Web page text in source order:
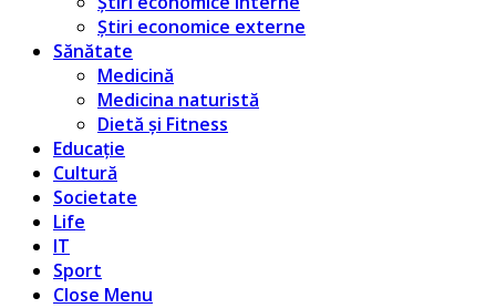
Știri economice externe
Sănătate
Medicină
Medicina naturistă
Dietă și Fitness
Educație
Cultură
Societate
Life
IT
Sport
Close Menu